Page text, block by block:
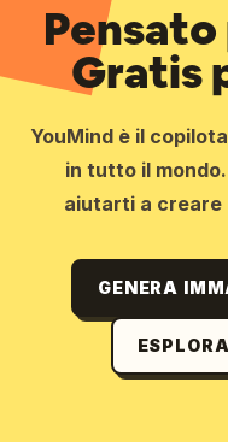
Gratis
YouMind è il
in tutto il
aiutarti a creare
GENERA